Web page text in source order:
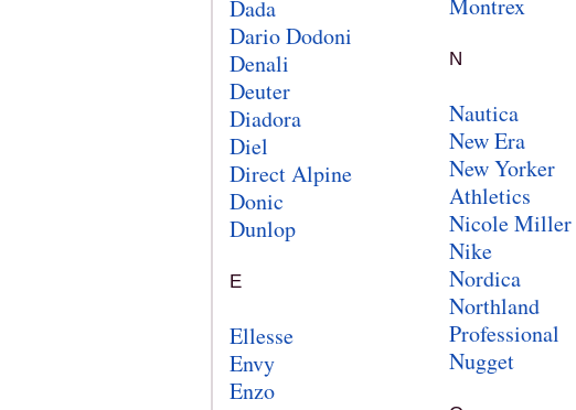
Dada
Dario Dodoni
Denali
Deuter
Diadora
Diel
Direct Alpine
Donic
Dunlop
E
Ellesse
Envy
Enzo
Montrex
N
Nautica
New Era
New Yorker
Athletics
Nicole Miller
Nike
Nordica
Northland
Professional
Nugget